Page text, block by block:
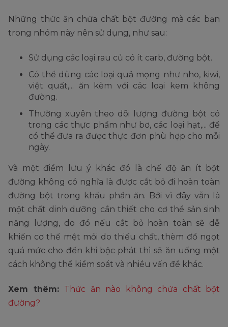
Những thức ăn chứa chất bột đường mà các bạn
trong nhóm này nên sử dụng, như sau:
Sử dụng các loại rau củ có ít carb, đường bột.
Có thể dùng các loại quả mọng như nho, kiwi,
việt quất,... ăn kèm với các loại kem không
đường.
Thường xuyên theo dõi lượng đường bột có
trong các thực phẩm như bơ, các loại hạt,... để
có thể đưa ra được thực đơn phù hợp cho mỗi
ngày.
Và một điểm lưu ý khác đó là chế độ ăn ít bột
đường không có nghĩa là được cắt bỏ đi hoàn toàn
đường bột trong khẩu phần ăn. Bởi vì đây vẫn là
một chất dinh dưỡng cần thiết cho cơ thể sản sinh
năng lượng, do đó nếu cắt bỏ hoàn toàn sẽ dễ
khiến cơ thể mệt mỏi do thiếu chất, thèm đồ ngọt
quá mức cho đến khi bộc phát thì sẽ ăn uống một
cách không thể kiểm soát và nhiều vấn đề khác.
Xem thêm: Thức ăn nào không chứa chất bột
đường?